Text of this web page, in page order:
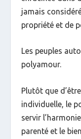
jamais
propriété et de
Les peuples
polyamour.
Plutôt que
individuelle, le
servir
parenté et le